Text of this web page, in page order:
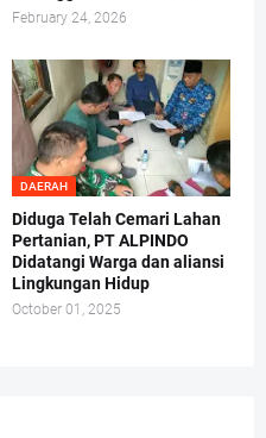
February 24, 2026
DAERAH
Diduga Telah Cemari Lahan
Pertanian, PT ALPINDO
Didatangi Warga dan aliansi
Lingkungan Hidup
October 01, 2025